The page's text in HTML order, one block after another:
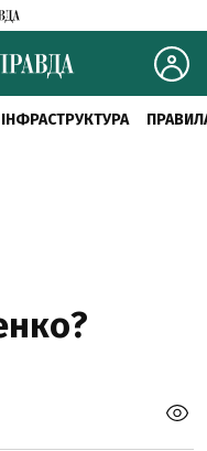
ІНФРАСТРУКТУРА